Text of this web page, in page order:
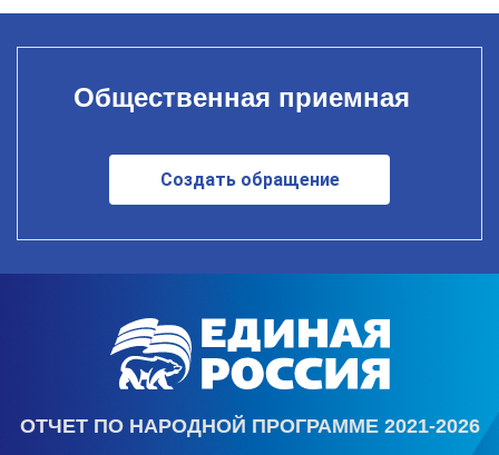
Общественная приемная
Создать обращение
ОТЧЕТ ПО НАРОДНОЙ ПРОГРАММЕ 2021-2026